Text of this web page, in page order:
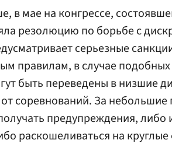
в мае на конгрессе,
резолюцию по борьбе с
серьезные
правилам, в случае
быть переведены в низшие
соревнований. За
предупреждения, либо
раскошеливаться на